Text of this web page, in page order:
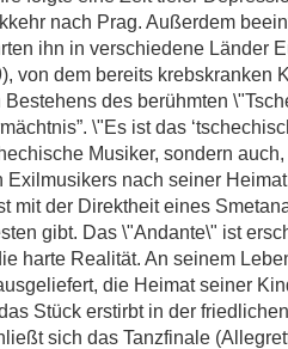
nach Prag. Außerdem
ihn in verschiedene Länder
von dem bereits krebskranken
des berühmten
\"Es ist das
Musiker, sondern
Exilmusikers nach seiner
mit der Direktheit eines
gibt. Das \"Andante\" ist
harte Realität. An seinem
die Heimat seiner
Stück erstirbt in der
sich das Tanzfinale